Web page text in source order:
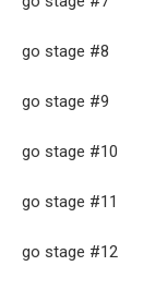
go stage #8
go stage #9
go stage #10
go stage #11
go stage #12